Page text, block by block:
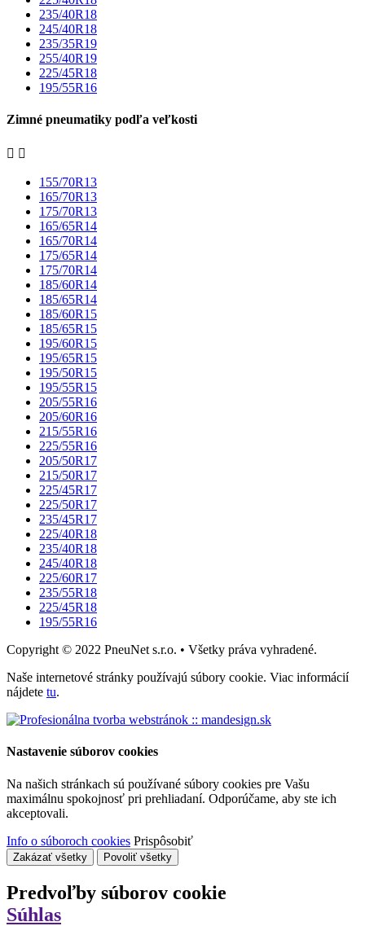
235/40R18
245/40R18
235/35R19
255/40R19
225/45R18
195/55R16
Zimné pneumatiky podľa veľkosti
 
155/70R13
165/70R13
175/70R13
165/65R14
165/70R14
175/65R14
175/70R14
185/60R14
185/65R14
185/60R15
185/65R15
195/60R15
195/65R15
195/50R15
195/55R15
205/55R16
205/60R16
215/55R16
225/55R16
205/50R17
215/50R17
225/45R17
225/50R17
235/45R17
225/40R18
235/40R18
245/40R18
225/60R17
235/55R18
225/45R18
195/55R16
Copyright © 2022 PneuNet s.r.o. • Všetky práva vyhradené.
Naše internetové stránky používajú súbory cookie. Viac informácií
nájdete tu.
Nastavenie súborov cookies
Na našich stránkach sú používané súbory cookies pre Vašu
maximálnu spokojnosť pri prehliadaní. Odporúčame, aby ste ich
akceptovali.
Info o súboroch cookies Prispôsobiť
Zakázať všetky Povoliť všetky
Predvoľby súborov cookie
Súhlas